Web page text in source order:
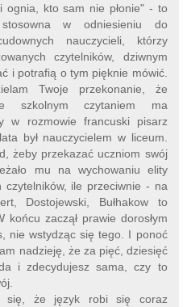
ognia, kto sam nie płonie" - to
w odniesieniu do
nauczycieli, którzy
czytelników, dziwnym
i potrafią o tym pięknie mówić.
Twoje przekonanie, że
szkolnym czytaniem ma
w rozmowie francuski pisarz
był nauczycielem w liceum.
żeby przekazać uczniom swój
mu na wychowaniu elity
czytelników, ile przeciwnie - na
Dostojewski, Bułhakow to
końcu zaczął prawie dorosłym
nie wstydząc się tego. I ponoć
nadzieję, że za pięć, dziesięć
i zdecydujesz sama, czy to
się, że język robi się coraz